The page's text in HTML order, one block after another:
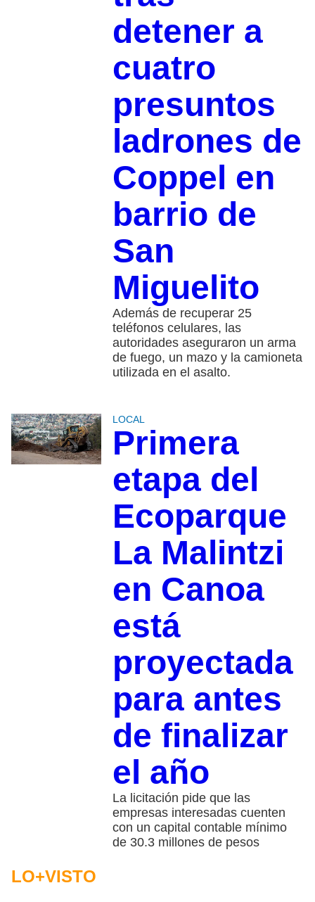
detener a
cuatro
presuntos
ladrones de
Coppel en
barrio de
San
Miguelito
Además de recuperar 25
teléfonos celulares, las
autoridades aseguraron un arma
de fuego, un mazo y la camioneta
utilizada en el asalto.
LOCAL
Primera
etapa del
Ecoparque
La Malintzi
en Canoa
está
proyectada
para antes
de finalizar
el año
La licitación pide que las
empresas interesadas cuenten
con un capital contable mínimo
de 30.3 millones de pesos
LO+VISTO